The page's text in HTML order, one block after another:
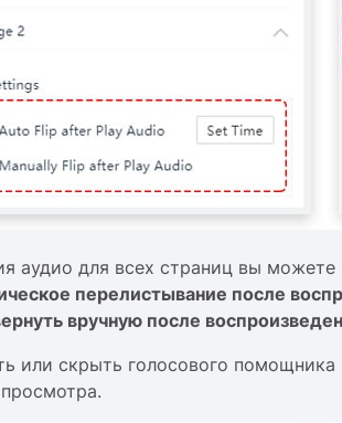
аудио для всех страниц вы можете
перелистывание после
вручную после
или скрыть голосового помощника